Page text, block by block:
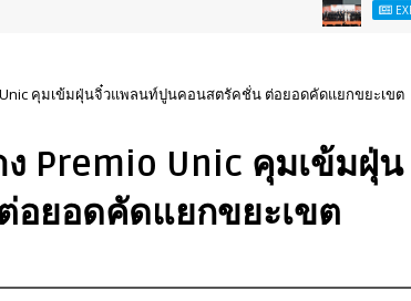
EXPRESS NEWS
Unic คุมเข้มฝุ่นจิ๋วแพลนท์ปูนคอนสตรัคชั่น ต่อยอดคัดแยกขยะเขต
Premio Unic คุมเข้มฝุ่น
ยอดคัดแยกขยะเขต